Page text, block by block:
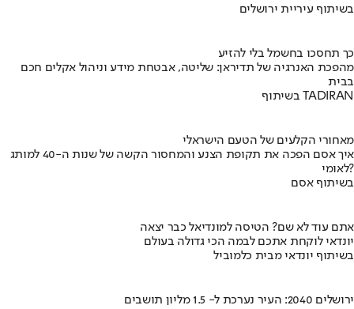
בשיתוף עיריית ירושלים
כך תחסכו בחשמל בלי להזיע
מהפכת האנרגיה של תדיראן: שליטה, אבטחת מידע וניהול אקלים חכם
בבית
בשיתוף TADIRAN
מאחורי הקלעים של הטעם הישראלי
איך אסם הפכה את תקופת הצנע והמחסור הקשה של שנות ה-40 למותג
לאומי?
בשיתוף אסם
אתם עוד לא שם? הטיסה למונדיאל כבר יצאה
יונדאי לוקחת אתכם לבמה הכי גדולה בעולם
בשיתוף יונדאי מבית כלמוביל
ירושלים 2040: העיר נערכת ל- 1.5 מליון תושבים